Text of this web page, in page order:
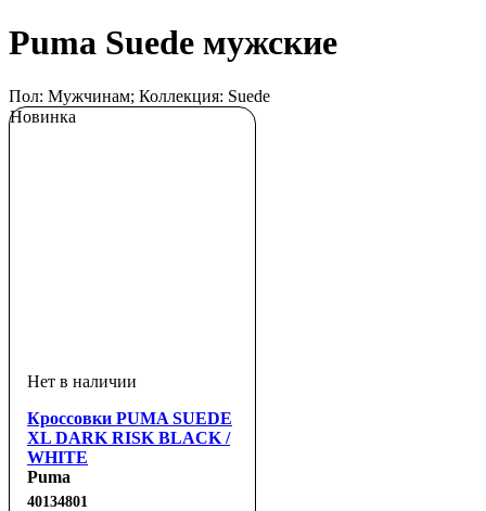
Puma Suede мужские
Пол: Мужчинам; Коллекция: Suede
Новинка
Кроссовки PUMA SUEDE
XL DARK RISK BLACK /
WHITE
Puma
40134801